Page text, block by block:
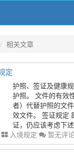
相关文章
定
护照、签证及健康
护照。 文件的有效
者）代替护照的文
效文件。 签证规定
证，仍应该考虑下
入境规定 暂无评